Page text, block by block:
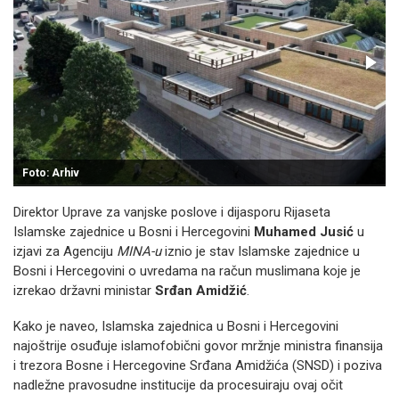
Foto: Arhiv
Direktor Uprave za vanjske poslove i dijasporu Rijaseta
Islamske zajednice u Bosni i Hercegovini Muhamed Jusić u
izjavi za Agenciju MINA-uiznio je stav Islamske zajednice u
Bosni i Hercegovini o uvredama na račun muslimana koje je
izrekao državni ministar Srđan Amidžić.
Kako je naveo, Islamska zajednica u Bosni i Hercegovini
najoštrije osuđuje islamofobični govor mržnje ministra finansija
i trezora Bosne i Hercegovine Srđana Amidžića (SNSD) i poziva
nadležne pravosudne institucije da procesuiraju ovaj očit